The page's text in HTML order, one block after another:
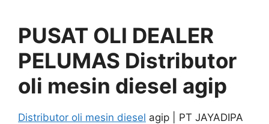
PUSAT OLI DEALER
PELUMAS Distributor
oli mesin diesel agip
Distributor oli mesin diesel agip | PT JAYADIPA